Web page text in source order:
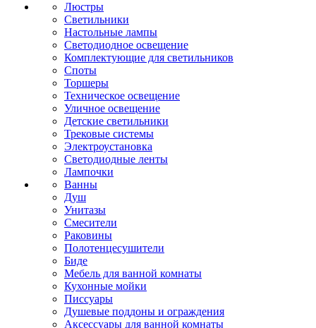
Люстры
Светильники
Настольные лампы
Светодиодное освещение
Комплектующие для светильников
Споты
Торшеры
Техническое освещение
Уличное освещение
Детские светильники
Трековые системы
Электроустановка
Светодиодные ленты
Лампочки
Ванны
Душ
Унитазы
Смесители
Раковины
Полотенцесушители
Биде
Мебель для ванной комнаты
Кухонные мойки
Писсуары
Душевые поддоны и ограждения
Аксессуары для ванной комнаты